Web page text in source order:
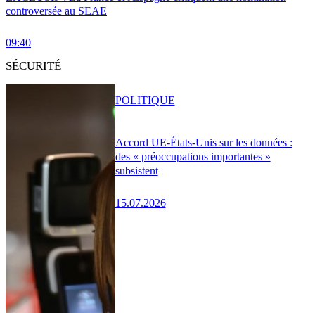
controversée au SEAE
09:40
SÉCURITÉ
Accord UE-États-Unis sur les données :
des « préoccupations importantes »
subsistent
15.07.2026
POLITIQUE